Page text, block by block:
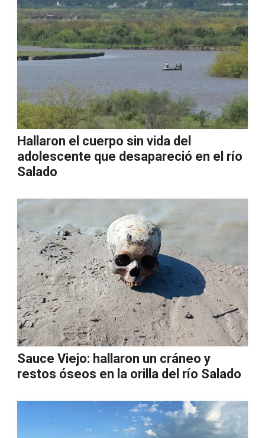
Hallaron el cuerpo sin vida del
adolescente que desapareció en el río
Salado
Sauce Viejo: hallaron un cráneo y
restos óseos en la orilla del río Salado